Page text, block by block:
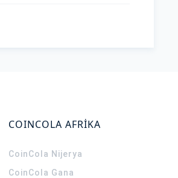
COINCOLA AFRİKA
CoinCola Nijerya
CoinCola Gana